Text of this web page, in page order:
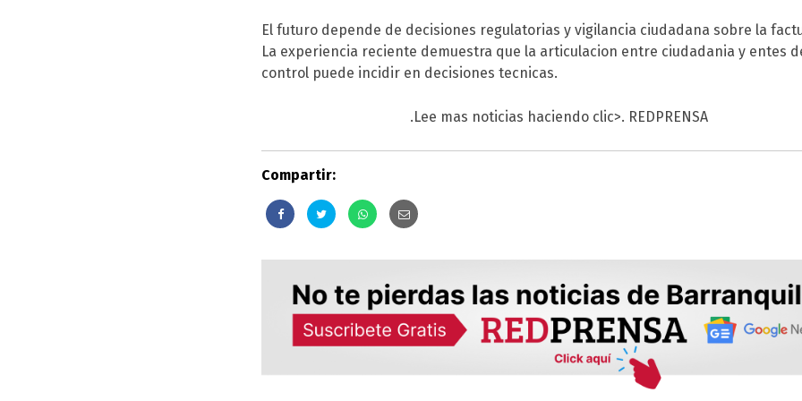
El futuro depende de decisiones regulatorias y vigilancia ciudadana sobre la
La experiencia reciente demuestra que la articulacion entre ciudadania y entes
control puede incidir en decisiones tecnicas.
.Lee mas noticias haciendo clic>. REDPRENSA
Compartir: